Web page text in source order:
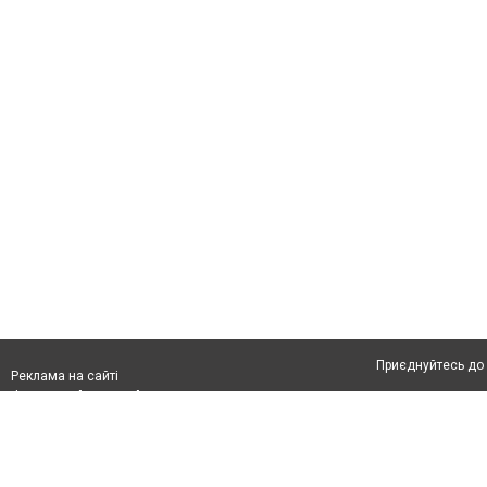
Реклама на сайті
Приєднуйтесь до